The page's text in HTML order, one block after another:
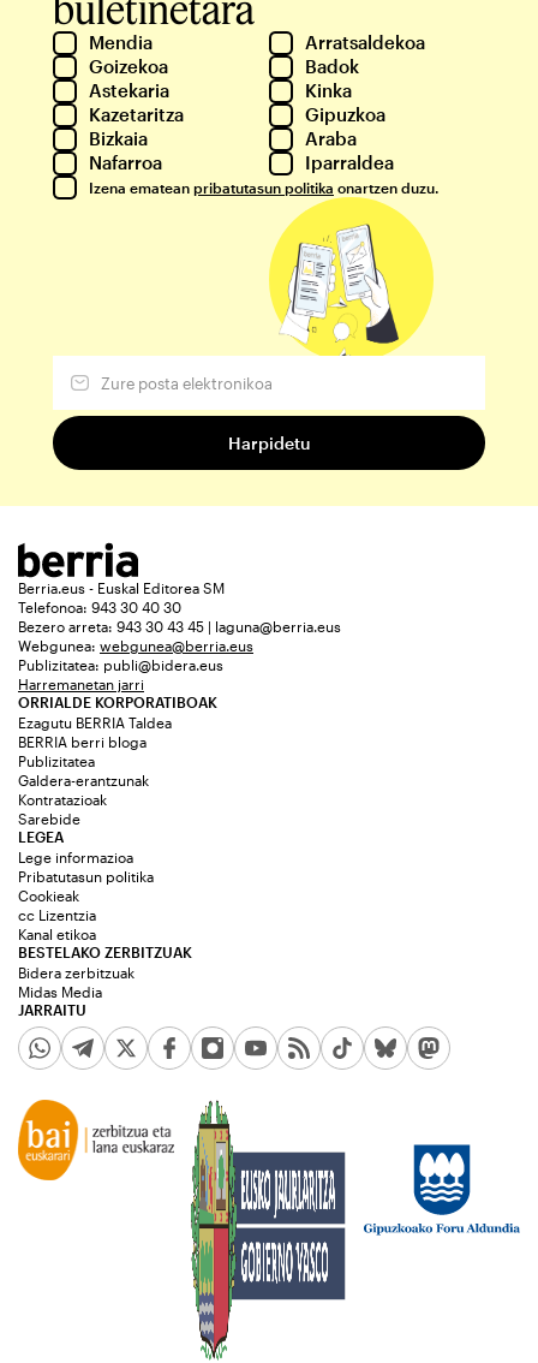
Mendia
Arratsaldekoa
Goizekoa
Badok
Astekaria
Kinka
Kazetaritza
Gipuzkoa
Bizkaia
Araba
Nafarroa
Iparraldea
Izena ematean pribatutasun politika onartzen duzu.
Berria.eus - Euskal Editorea SM
Telefonoa: 943 30 40 30
Bezero arreta: 943 30 43 45 | laguna@berria.eus
Webgunea: webgunea@berria.eus
Publizitatea: publi@bidera.eus
Harremanetan jarri
ORRIALDE KORPORATIBOAK
Ezagutu BERRIA Taldea
BERRIA berri bloga
Publizitatea
Galdera-erantzunak
Kontratazioak
Sarebide
JARRAITU
LEGEA
Lege informazioa
Pribatutasun politika
Cookieak
cc Lizentzia
Kanal etikoa
BESTELAKO ZERBITZUAK
Bidera zerbitzuak
Midas Media